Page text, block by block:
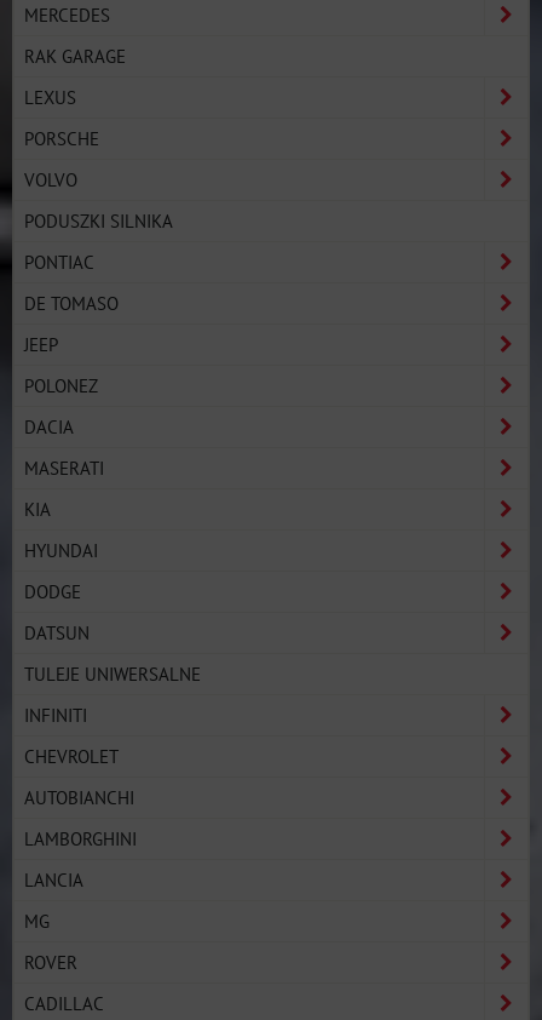
MERCEDES
RAK GARAGE
LEXUS
PORSCHE
VOLVO
PODUSZKI SILNIKA
PONTIAC
DE TOMASO
JEEP
POLONEZ
DACIA
MASERATI
KIA
HYUNDAI
DODGE
DATSUN
TULEJE UNIWERSALNE
INFINITI
CHEVROLET
AUTOBIANCHI
LAMBORGHINI
LANCIA
MG
ROVER
CADILLAC